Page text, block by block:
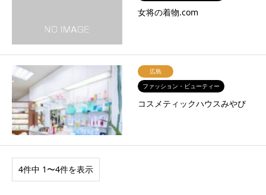
女将の着物.com
広島
ファッション・ビューティー
コスメティックハウスみやび
4件中 1〜4件を表示